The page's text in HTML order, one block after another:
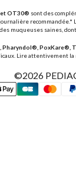
OT30® sont des
recommandée.*
muqueuses saines,
Pharyndol®, PoxKare®,
Lire attentivement la
©2026